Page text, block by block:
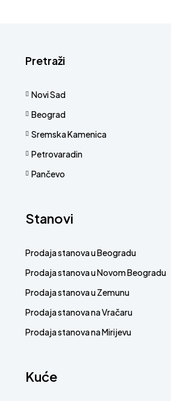
Pretraži
Novi Sad
Beograd
Sremska Kamenica
Petrovaradin
Pančevo
Stanovi
Prodaja stanova u Beogradu
Prodaja stanova u Novom Beogradu
Prodaja stanova u Zemunu
Prodaja stanova na Vračaru
Prodaja stanova na Mirijevu
Kuće